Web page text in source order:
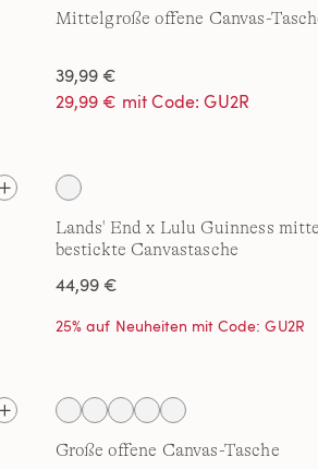
Mittelgroße offene Canvas-
39,99 €
29,99 € mit Code: GU2R
Lands' End x Lulu Guinness
bestickte Canvastasche
44,99 €
25% auf Neuheiten mit Code: GU2R
Große offene Canvas-Tasche